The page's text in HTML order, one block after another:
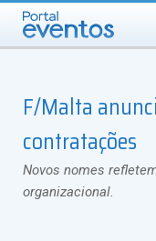
DOMINGO, 9 DE
F/Malta
contratações
Novos nomes
organizacional.